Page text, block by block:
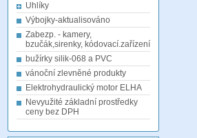
Uhlíky
Výbojky-aktualisováno
Zabezp. - kamery,
bzučák,sirenky, kódovací.zařízení
bužírky silik-068 a PVC
vánoční zlevněné produkty
Elektrohydraulický motor ELHA
Nevyužité základní prostředky
ceny bez DPH